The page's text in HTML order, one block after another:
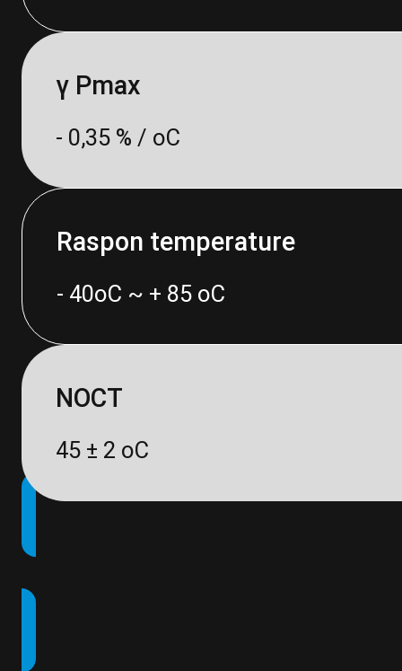
γ Pmax
- 0,35 % / oC
Raspon temperature
- 40oC ~ + 85 oC
NOCT
45 ± 2 oC